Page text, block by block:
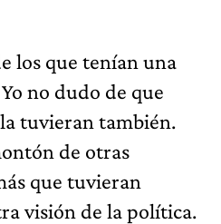
los que tenían una
no dudo de que
tuvieran también.
de otras
que tuvieran
visión de la política.